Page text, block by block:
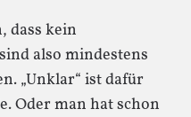
dass kein
also mindestens
„Unklar“ ist dafür
Oder man hat schon